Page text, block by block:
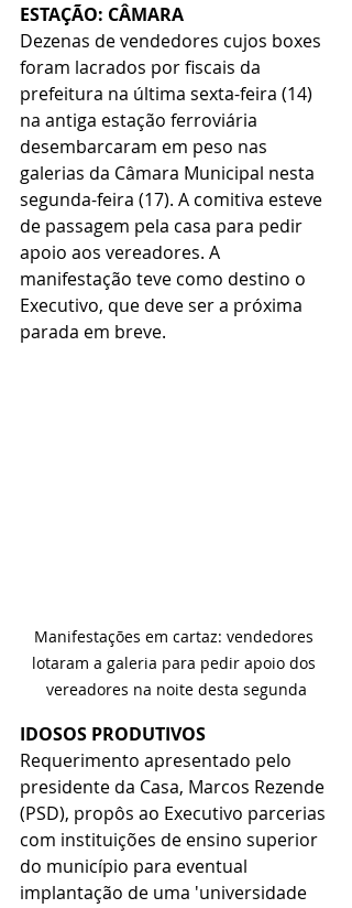
ESTAÇÃO: CÂMARA
Dezenas de vendedores cujos boxes
foram lacrados por fiscais da
prefeitura na última sexta-feira (14)
na antiga estação ferroviária
desembarcaram em peso nas
galerias da Câmara Municipal nesta
segunda-feira (17). A comitiva esteve
de passagem pela casa para pedir
apoio aos vereadores. A
manifestação teve como destino o
Executivo, que deve ser a próxima
parada em breve.
Manifestações em cartaz: vendedores
lotaram a galeria para pedir apoio dos
vereadores na noite desta segunda
IDOSOS PRODUTIVOS
Requerimento apresentado pelo
presidente da Casa, Marcos Rezende
(PSD), propôs ao Executivo parcerias
com instituições de ensino superior
do município para eventual
implantação de uma 'universidade